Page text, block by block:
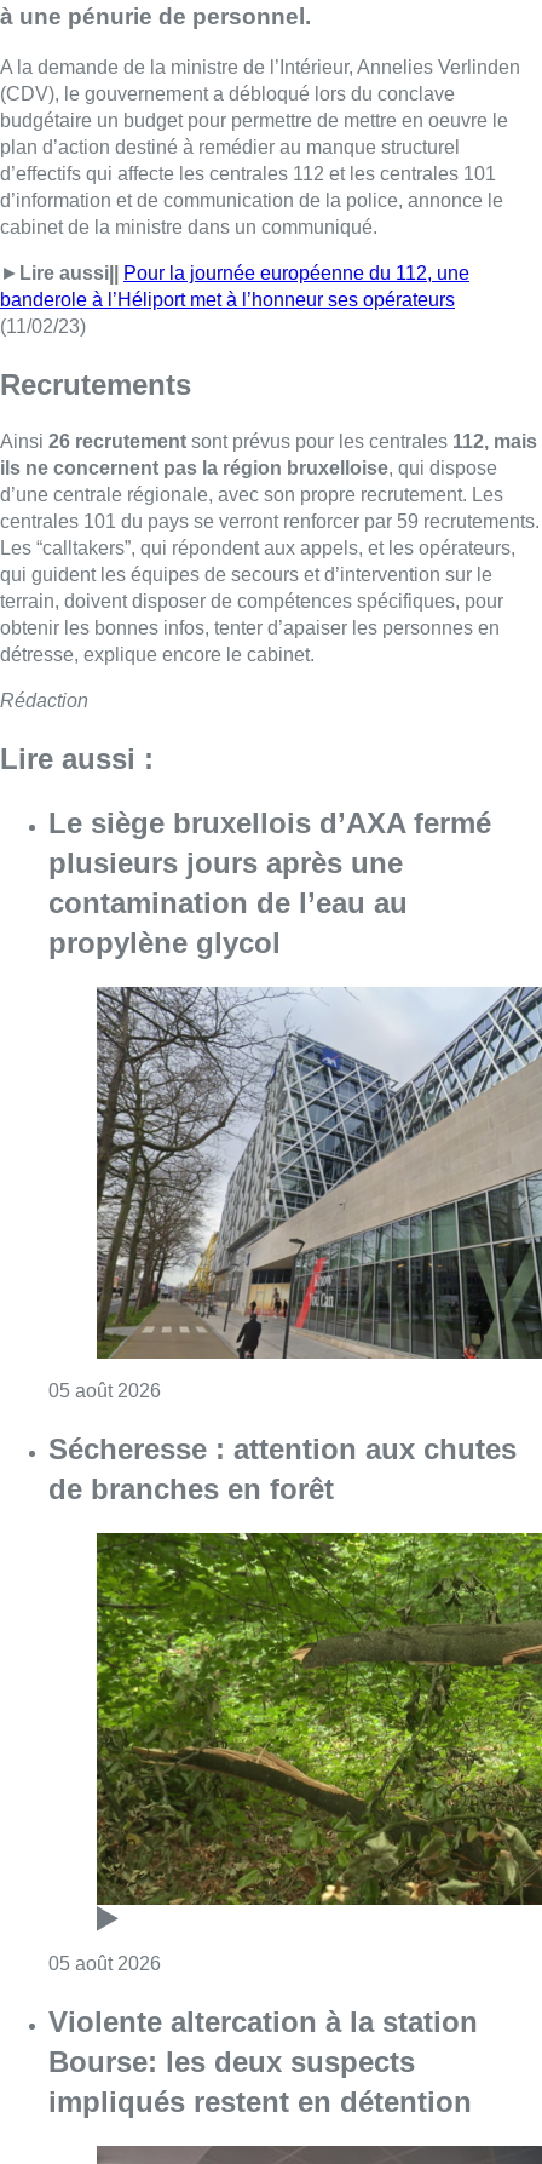
à une pénurie de personnel.
A la demande de la ministre de l’Intérieur, Annelies Verlinden
(CDV), le gouvernement a débloqué lors du conclave
budgétaire un budget pour permettre de mettre en oeuvre le
plan d’action destiné à remédier au manque structurel
d’effectifs qui affecte les centrales 112 et les centrales 101
d’information et de communication de la police, annonce le
cabinet de la ministre dans un communiqué.
► Lire aussi||
Pour la journée européenne du 112, une
banderole à l’Héliport met à l’honneur ses opérateurs
(11/02/23)
Recrutements
Ainsi 26 recrutement sont prévus pour les centrales 112, mais
ils ne concernent pas la région bruxelloise, qui dispose
d’une centrale régionale, avec son propre recrutement. Les
centrales 101 du pays se verront renforcer par 59 recrutements.
Les “calltakers”, qui répondent aux appels, et les opérateurs,
qui guident les équipes de secours et d’intervention sur le
terrain, doivent disposer de compétences spécifiques, pour
obtenir les bonnes infos, tenter d’apaiser les personnes en
détresse, explique encore le cabinet.
Rédaction
Lire aussi :
Le siège bruxellois d’AXA fermé
plusieurs jours après une
contamination de l’eau au
propylène glycol
05 août 2026
Sécheresse : attention aux chutes
de branches en forêt
05 août 2026
Violente altercation à la station
Bourse: les deux suspects
impliqués restent en détention